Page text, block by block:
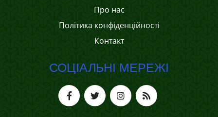
Про нас
Політика конфіденційності
Контакт
СОЦІАЛЬНІ МЕРЕЖІ